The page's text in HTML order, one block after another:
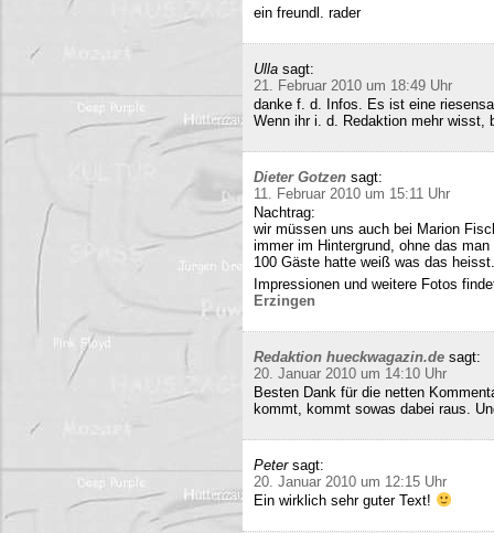
ein freundl. rader
Ulla sagt:
21. Februar 2010 um 18:49 Uhr
danke f. d. Infos. Es ist eine
Wenn ihr i. d. Redaktion mehr wisst,
Dieter Gotzen sagt:
11. Februar 2010 um 15:11 Uhr
Nachtrag:
wir müssen uns auch bei Marion
immer im Hintergrund, ohne das
100 Gäste hatte weiß was das heisst.
Impressionen und weitere Fotos
Erzingen
Redaktion hueckwagazin.de sagt:
20. Januar 2010 um 14:10 Uhr
Besten Dank für die netten
kommt, kommt sowas dabei raus.
Peter sagt:
20. Januar 2010 um 12:15 Uhr
Ein wirklich sehr guter Text!